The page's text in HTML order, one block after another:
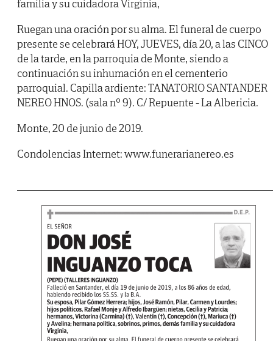
familia y su cuidadora Virginia,
Ruegan una oración por su alma. El funeral de cuerpo
presente se celebrará HOY, JUEVES, día 20, a las CINCO
de la tarde, en la parroquia de Monte, siendo a
continuación su inhumación en el cementerio
parroquial. Capilla ardiente: TANATORIO SANTANDER
NEREO HNOS. (sala nº 9). C/ Repuente - La Albericia.
Monte, 20 de junio de 2019.
Condolencias Internet: www.funerarianereo.es